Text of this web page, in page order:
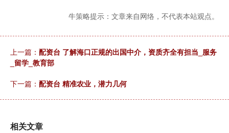
牛策略提示：文章来自网络，不代表本站观点。
上一篇： 配资台 了解海口正规的出国中介，资质齐全有担当_服务
_留学_教育部
下一篇： 配资台 精准农业，潜力几何
相关文章